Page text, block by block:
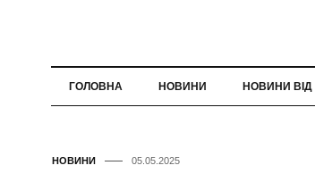
ГОЛОВНА НОВИНИ НОВИНИ ВІД
НОВИНИ 05.05.2025